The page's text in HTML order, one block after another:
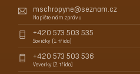
mschropyne@seznam.cz
Napište nám zprávu
+420 573 503 535
Sovičky (1. třída)
+420 573 503 536
Veverky (2. třída)